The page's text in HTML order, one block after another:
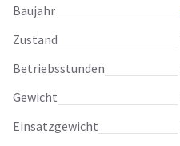
Baujahr
Zustand
Betriebsstunden
Gewicht
Einsatzgewicht